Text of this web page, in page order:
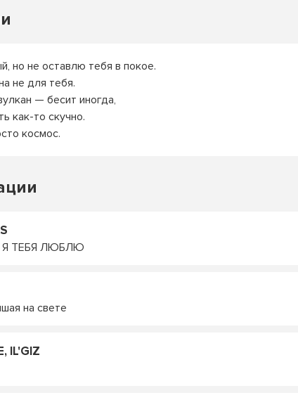
но не оставлю тебя в покое.
не для тебя.
— бесит иногда,
как-то скучно.
космос.
ТЕБЯ ЛЮБЛЮ
на свете
IL'GIZ